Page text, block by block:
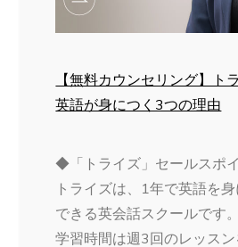
【無料カウンセリング】ト
英語が身につく3つの理由
◆「トライズ」セールスポ
トライズは、1年で英語を
できる英会話スクールです。
学習時間は週3回のレッス